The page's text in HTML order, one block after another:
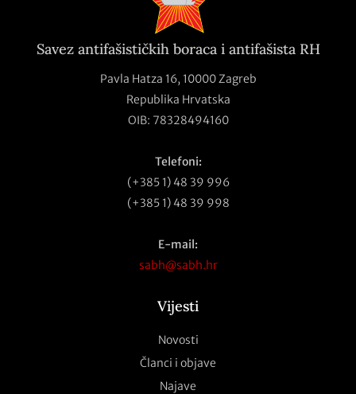
Savez antifašističkih boraca i antifašista RH
Pavla Hatza 16, 10000 Zagreb
Republika Hrvatska
OIB: 78328494160
Telefoni:
(+385 1) 48 39 996
(+385 1) 48 39 998
E-mail:
sabh@sabh.hr
Vijesti
Novosti
Članci i objave
Najave